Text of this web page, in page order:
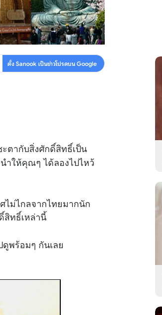
ตั้ง Sanook เป็นข่าวโปรดบน Google
ะตากับสิ่งศักดิ์สิทธิ์เป็น
ำให้คุณๆ ได้ลองไปไหว้
ไม่ไกลจากไทยมากนัก
สิทธิ์เหล่านี้
พร้อมๆ กันเลย